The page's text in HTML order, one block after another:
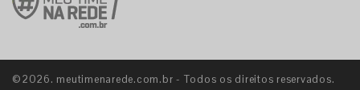
©2026. meutimenarede.com.br - Todos os direitos reservados.